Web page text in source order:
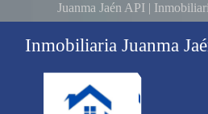
Juanma Jaén API |
Inmobiliaria Juanma